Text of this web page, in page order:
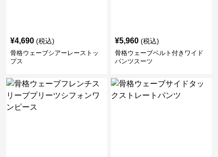
¥4,690 (税込)
骨格ウェーブシアーレーストッ
プス
¥5,960 (税込)
骨格ウェーブベルト付きワイド
パンツスーツ